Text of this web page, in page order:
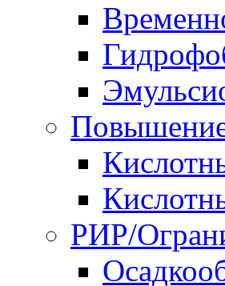
Повышение
РИР/